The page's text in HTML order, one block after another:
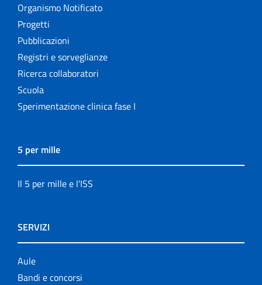
Organismo Notificato
Progetti
Pubblicazioni
Registri e sorveglianze
Ricerca collaboratori
Scuola
Sperimentazione clinica fase I
5 per mille
Il 5 per mille e l'ISS
SERVIZI
Aule
Bandi e concorsi